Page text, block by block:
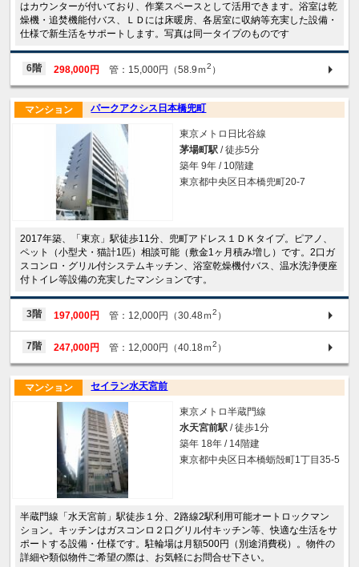
はカウンターが付いており、作業スペースとして活用できます。浴室は乾
燥機・追焚機能付バス、ＬＤには床暖房、各居室に収納等充実した設備・
仕様で新生活をサポートします。写真は同一タイプのものです
6階 298,000円 管：15,000円（58.9ｍ2 ）
パークアクシス日本橋兜町
マンション
東京メトロ日比谷線
茅場町駅 / 徒歩5分
築年 9年 / 10階建
東京都中央区日本橋兜町20-7
2017年築、「東京」駅徒歩11分、兜町アドレス１ＤＫタイプ。ピアノ、
ペット（小型犬・猫計1匹）相談可能（敷金1ヶ月積み増し）です。2口ガ
スコンロ・グリル付システムキッチン、浴室乾燥機付バス、温水洗浄便座
付トイレ等設備の充実したマンションです。
3階 197,000円 管：12,000円（30.48ｍ2 ）
7階 247,000円 管：12,000円（40.18ｍ2 ）
セイラン水天宮前
マンション
東京メトロ半蔵門線
水天宮前駅 / 徒歩1分
築年 18年 / 14階建
東京都中央区日本橋蛎殻町1丁目35-5
半蔵門線「水天宮前」駅徒歩１分、2路線2駅利用可能オートロックマン
ション。キッチンはガスコンロ２口グリル付キッチン等、快適な生活をサ
ポートする設備・仕様です。駐輪場は月額500円（別途消費税）。物件の
詳細や類似物件ご希望の際は、お気軽にお問合せ下さい。